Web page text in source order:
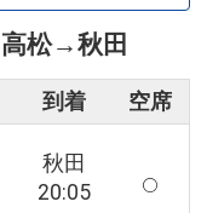
高松→秋田
到着 空席
秋田
20:05